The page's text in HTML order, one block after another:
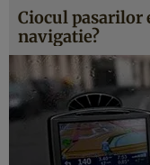
Ciocul pasarilor
navigatie?